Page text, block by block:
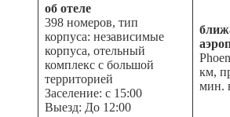
об отеле
398 номеров, тип
корпуса: независимые
корпуса, отельный
комплекс с большой
территорией
Заселение: с 15:00
Выезд: До 12:00
км,
мин.